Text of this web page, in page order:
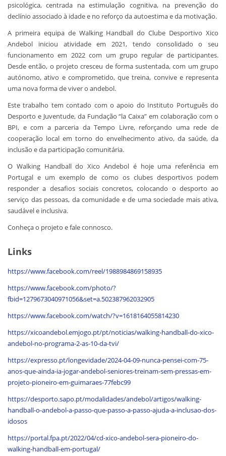
psicológica, centrada na estimulação cognitiva, na prevenção do
declínio associado à idade e no reforço da autoestima e da motivação.
A primeira equipa de Walking Handball do Clube Desportivo Xico
Andebol iniciou atividade em 2021, tendo consolidado o seu
funcionamento em 2022 com um grupo regular de participantes.
Desde então, o projeto cresceu de forma sustentada, com um grupo
autónomo, ativo e comprometido, que treina, convive e representa
uma nova forma de viver o andebol.
Este trabalho tem contado com o apoio do Instituto Português do
Desporto e Juventude, da Fundação “la Caixa” em colaboração com o
BPI, e com a parceria da Tempo Livre, reforçando uma rede de
cooperação local em torno do envelhecimento ativo, da saúde, da
inclusão e da participação comunitária.
O Walking Handball do Xico Andebol é hoje uma referência em
Portugal e um exemplo de como os clubes desportivos podem
responder a desafios sociais concretos, colocando o desporto ao
serviço das pessoas, da comunidade e de uma sociedade mais ativa,
saudável e inclusiva.
Conheça o projeto e fale connosco.
Links
https://www.facebook.com/reel/1988984869158935
https://www.facebook.com/photo/?
fbid=1279673040971056&set=a.502387962032905
https://www.facebook.com/watch/?v=1618164055814230
https://xicoandebol.emjogo.pt/pt/noticias/walking-handball-do-xico-
andebol-no-programa-2-as-10-da-tvi/
https://expresso.pt/longevidade/2024-04-09-nunca-pensei-com-75-
anos-que-ainda-ia-jogar-andebol-seniores-treinam-sem-pressas-em-
projeto-pioneiro-em-guimaraes-77febc99
https://desporto.sapo.pt/modalidades/andebol/artigos/walking-
handball-o-andebol-a-passo-que-passo-a-passo-ajuda-a-inclusao-dos-
idosos
https://portal.fpa.pt/2022/04/cd-xico-andebol-sera-pioneiro-do-
walking-handball-em-portugal/